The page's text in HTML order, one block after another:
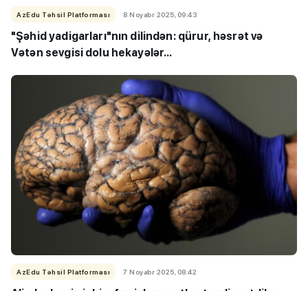
AzEdu Təhsil Platforması 8 Noyabr 2025, 09:43
"Şəhid yadigarları"nın dilindən: qürur, həsrət və
Vətən sevgisi dolu hekayələr...
AzEdu Təhsil Platforması 7 Noyabr 2025, 08:42